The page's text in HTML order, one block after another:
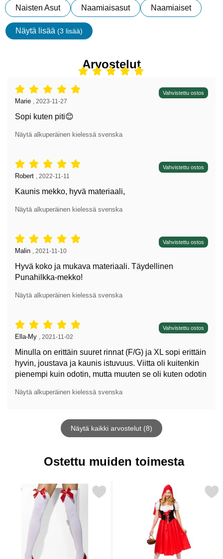
Naisten Asut Naamiaisasut Naamiaiset
Näytä lisää (3 lisää)
ominaisuudet
Arvostelut
Arvostelu: 5 tähdet / 5, Vahvistettu ostos
Arvostelun kirjoittaja:
Marie 2023-11-27
Sopi kuten piti😊
Näytä alkuperäinen kielessä svenska
Arvostelu: 5 tähdet / 5, Vahvistettu ostos
Arvostelun kirjoittaja:
Robert 2022-11-11
Kaunis mekko, hyvä materiaali,
Näytä alkuperäinen kielessä svenska
Arvostelu: 5 tähdet / 5, Vahvistettu ostos
Arvostelun kirjoittaja:
Malin 2021-11-10
Hyvä koko ja mukava materiaali. Täydellinen
Punahilkka-mekko!
Näytä alkuperäinen kielessä svenska
Arvostelu: 5 tähdet / 5, Vahvistettu ostos
Arvostelun kirjoittaja:
Ella-My 2021-11-02
Minulla on erittäin suuret rinnat (F/G) ja XL sopi erittäin
hyvin, joustava ja kaunis istuvuus. Viitta oli kuitenkin
pienempi kuin odotin, mutta muuten se oli kuten odotin
Näytä alkuperäinen kielessä svenska
Näytä kaikki arvostelut (8)
Ostettu muiden toimesta
valkoiset Polvisukat Punaisella Rusetilla suosikiksi
Merkitse punahilkan Mekko